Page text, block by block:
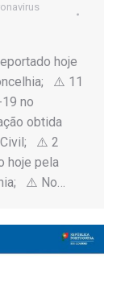
hoje
⚠️ 11
no
obtida
Civil; ⚠️ 2
hoje pela
⚠️ No…